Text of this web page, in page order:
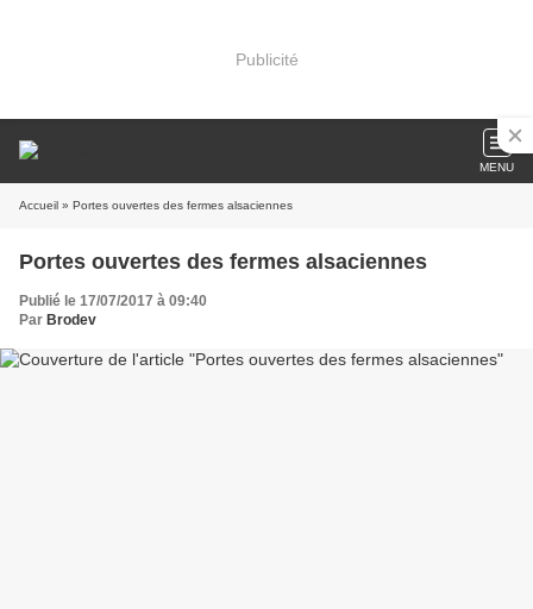
Publicité
MENU
Accueil » Portes ouvertes des fermes alsaciennes
Portes ouvertes des fermes alsaciennes
Publié le 17/07/2017 à 09:40
Par Brodev